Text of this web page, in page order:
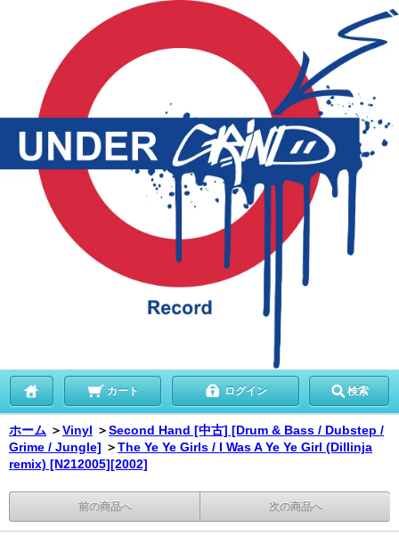
カート ログイン 検索
ホーム ＞Vinyl ＞Second Hand [中古] [Drum & Bass / Dubstep /
Grime / Jungle] ＞The Ye Ye Girls / I Was A Ye Ye Girl (Dillinja
remix) [N212005][2002]
前の商品へ 次の商品へ